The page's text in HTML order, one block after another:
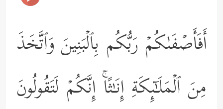
أَفَأَصۡفَىٰكُمۡ رَبُّكُم بِٱلۡبَنِینَ وَٱتَّخَذَ
مِنَ ٱلۡمَلَـٰۤىِٕكَةِ إِنَـٰثًاۚ إِنَّكُمۡ لَتَقُولُونَ